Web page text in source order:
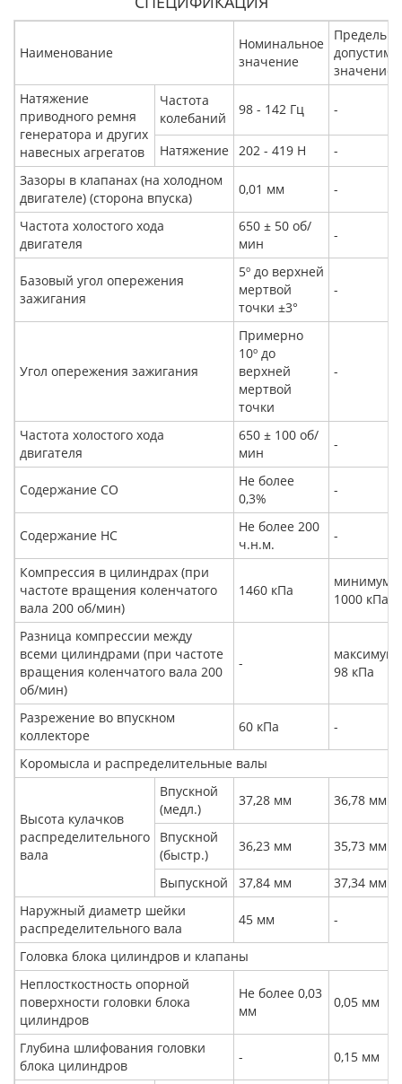
Наименование
Номинальное
значение
Предельно
значение
Натяжение
приводного ремня
генератора и других
навесных агрегатов
Частота
колебаний
98 - 142 Гц -
Натяжение 202 - 419 Н
-
Зазоры в клапанах (на холодном
двигателе) (сторона впуска)
0,01 мм -
Частота холостого хода
двигателя
650 ± 50 об/
мин
-
Базовый угол опережения
зажигания
5º до верхней
мертвой
точки ±3°
-
Угол опережения зажигания
Примерно
10º до
верхней
мертвой
точки
-
Частота холостого хода
двигателя
650 ± 100 об/
мин
-
Содержание СО
Не более
0,3%
-
Содержание HC
Не более 200
ч.н.м.
-
Компрессия в цилиндрах (при
частоте вращения коленчатого
вала 200 об/мин)
1460 кПа
минимум
1000 кПа
Разница компрессии между
всеми цилиндрами (при частоте
вращения коленчатого вала 200
об/мин)
-
максимум
98 кПа
Разрежение во впускном
коллекторе
60 кПа -
Коромысла и распределительные валы
Высота кулачков
распределительного
вала
Впускной
(медл.)
37,28 мм 36,78 мм
Впускной
(быстр.)
36,23 мм 35,73 мм
Выпускной 37,84 мм
37,34 мм
Наружный диаметр шейки
распределительного вала
45 мм -
Головка блока цилиндров и клапаны
Неплосткостность опорной
поверхности головки блока
цилиндров
Не более 0,03
мм
0,05 мм
Глубина шлифования головки
блока цилиндров
- 0,15 мм